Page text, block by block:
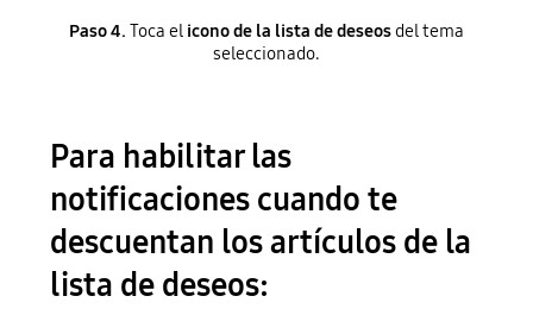
Paso 4. Toca el icono de la lista de deseosdel tema
seleccionado.
Para habilitar las
notificaciones cuando te
descuentan los artículos de la
lista de deseos: